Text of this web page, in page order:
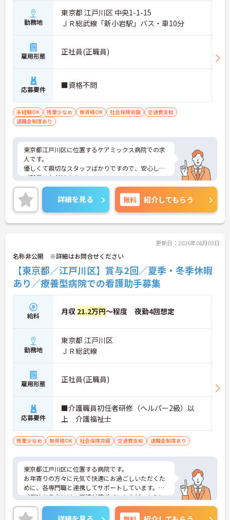
勤務地
東京都 江戸川区 中央1-1-15
ＪＲ総武線「新小岩駅」バス・車10分
雇用形態 正社員(正職員)
応募要件 ■資格不問
未経験OK 残業少なめ 無資格OK 社会保険完備
交通費支給
退職金制度あり
東京都江戸川区に位置するケアミックス病院での求
人です。
優しくて親切なスタッフばかりですので、安心して
ご就業いただけます。
各種手当も充実しています。
ご興味のある方はお気軽にお問い合わせ下さい。
詳細を見る 無料 紹介してもらう
更新日：2026年08月03日
名称非公開 ※詳細はお問合せください
【東京都／江戸川区】賞与2回／夏季・冬季休暇
あり／療養型病院での看護助手募集
給料 月収 21.2万円～程度 夜勤4回想定
勤務地
東京都 江戸川区
ＪＲ総武線
雇用形態 正社員(正職員)
応募要件
■介護職員初任者研修（ヘルパー2級）以
上 介護福祉士
残業少なめ 無資格OK 社会保険完備 交通費支給 退職金制度あり
東京都江戸川区に位置する病院です。
お年寄りの方々に元気で快適にお過ごしいただくた
めに、各専門職と連携してサポートしています。
ご興味ある方には、面接対策ポイントなど、さらに
詳細をお話しいたしますのでお気軽にご相談くださ
い！